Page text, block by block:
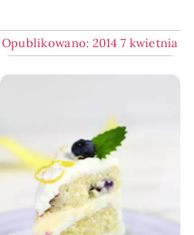
Opublikowano: 2014 7 kwietnia